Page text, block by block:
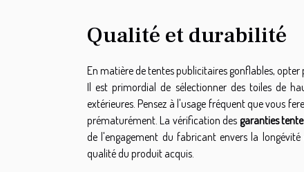
Qualité et durabilité
En matière de tentes publicitaires gonflables, opter
Il est primordial de sélectionner des toiles de
extérieures. Pensez à l'usage fréquent que vous
prématurément. La vérification des garanties tente
de l'engagement du fabricant envers la
qualité du produit acquis.